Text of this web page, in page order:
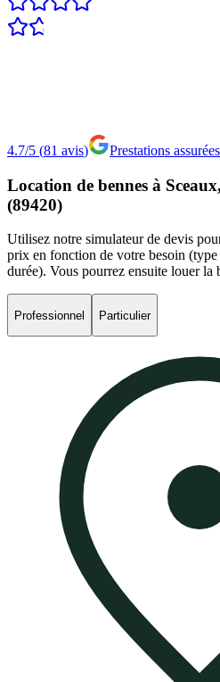
4.7/5 (81 avis) Prestations
Location de bennes à Sceaux,
(89420)
Utilisez notre simulateur de devis
prix en fonction de votre besoin (type
durée). Vous pourrez ensuite louer la
Professionnel Particulier